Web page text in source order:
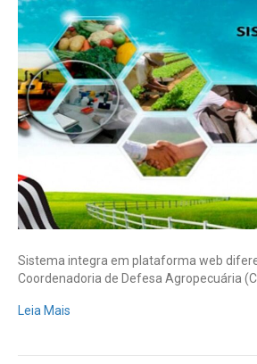
Gedave
é
discutido
em
evento
Família
Nação
Agro
Sistema integra em plataforma web
Coordenadoria de Defesa Agropecuária
Leia Mais